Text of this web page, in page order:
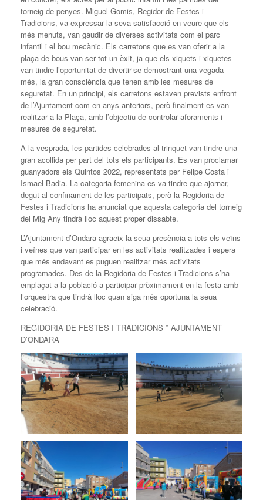
torneig de penyes. Miguel Gomis, Regidor de Festes i
Tradicions, va expressar la seva satisfacció en veure que els
més menuts, van gaudir de diverses activitats com el parc
infantil i el bou mecànic. Els carretons que es van oferir a la
plaça de bous van ser tot un èxit, ja que els xiquets i xiquetes
van tindre l’oportunitat de divertir-se demostrant una vegada
més, la gran consciència que tenen amb les mesures de
seguretat. En un principi, els carretons estaven prevists enfront
de l’Ajuntament com en anys anteriors, però finalment es van
realitzar a la Plaça, amb l’objectiu de controlar aforaments i
mesures de seguretat.
A la vesprada, les partides celebrades al trinquet van tindre una
gran acollida per part del tots els participants. Es van proclamar
guanyadors els Quintos 2022, representats per Felipe Costa i
Ismael Badia. La categoria femenina es va tindre que ajornar,
degut al confinament de les participats, però la Regidoria de
Festes i Tradicions ha anunciat que aquesta categoria del torneig
del Mig Any tindrà lloc aquest proper dissabte.
L’Ajuntament d’Ondara agraeix la seua presència a tots els veïns
i veïnes que van participar en les activitats realitzades i espera
que més endavant es puguen realitzar més activitats
programades. Des de la Regidoria de Festes i Tradicions s’ha
emplaçat a la població a participar pròximament en la festa amb
l’orquestra que tindrà lloc quan siga més oportuna la seua
celebració.
REGIDORIA DE FESTES I TRADICIONS * AJUNTAMENT
D’ONDARA